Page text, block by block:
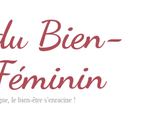
Bien-
le bien-être s'enracine !